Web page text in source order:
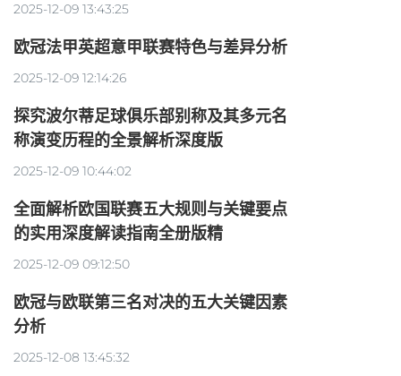
2025-12-09 13:43:25
欧冠法甲英超意甲联赛特色与差异分析
2025-12-09 12:14:26
探究波尔蒂足球俱乐部别称及其多元名
称演变历程的全景解析深度版
2025-12-09 10:44:02
全面解析欧国联赛五大规则与关键要点
的实用深度解读指南全册版精
2025-12-09 09:12:50
欧冠与欧联第三名对决的五大关键因素
分析
2025-12-08 13:45:32